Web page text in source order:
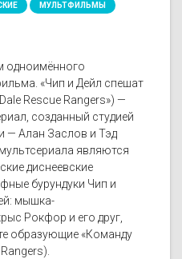
МУЛЬТФИЛЬМЫ
одноимённого
«Чип и Дейл спешат
Rescue Rangers») —
созданный студией
— Алан Заслов и Тэд
являются
диснеевские
бурундуки Чип и
мышка-
Рокфор и его друг,
образующие «Команду